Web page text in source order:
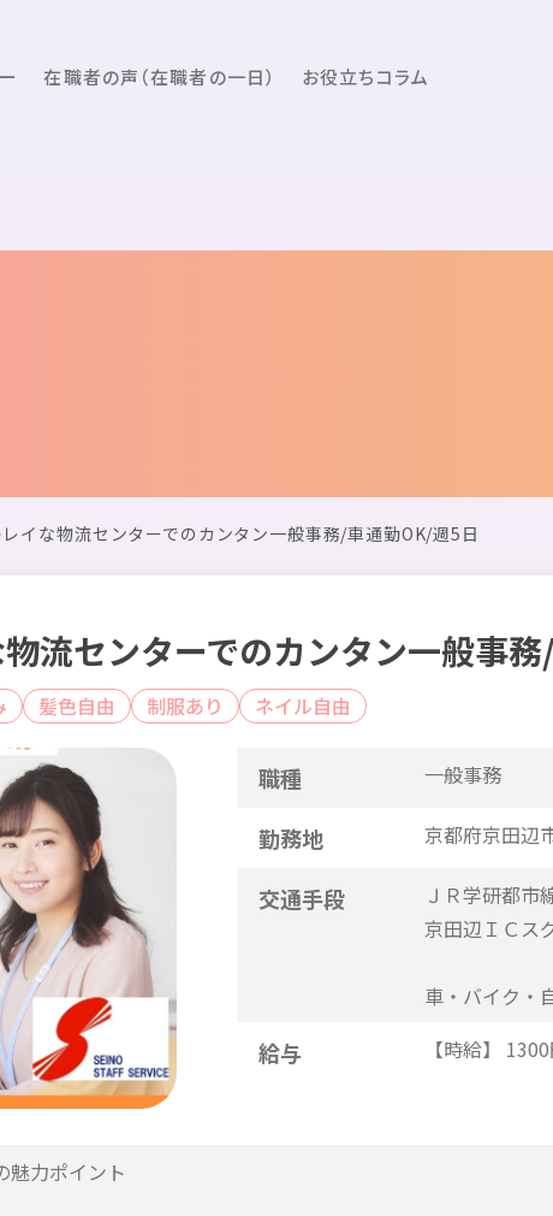
在職者の声（在職者の一日） お役立ちコラム
レイな物流センターでのカンタン一般事務/車通勤OK/週5日
物流センターでのカンタン一般事
髪色自由 制服あり ネイル自由
職種 一般事務
勤務地 京都府京田辺
交通手段
ＪＲ学研都市
京田辺ＩＣス
車・バイク・
給与 【時給】
魅力ポイント